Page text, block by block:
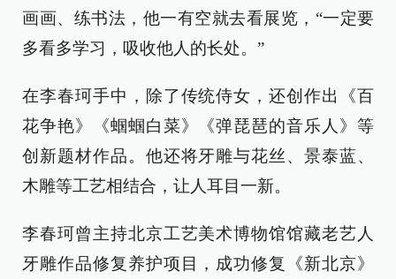
画画、练书法，他一有空就去看展览，“一定要
多看多学习，吸收他人的长处。”
在李春珂手中，除了传统侍女，还创作出《百
花争艳》《蝈蝈白菜》《弹琵琶的音乐人》等
创新题材作品。他还将牙雕与花丝、景泰蓝、
木雕等工艺相结合，让人耳目一新。
李春珂曾主持北京工艺美术博物馆馆藏老艺人
牙雕作品修复养护项目，成功修复《新北京》